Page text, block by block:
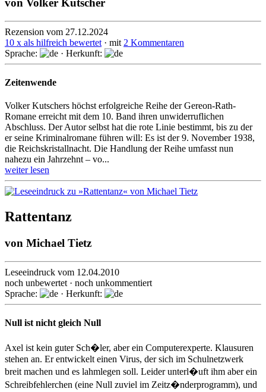
von Volker Kutscher
Rezension vom 27.12.2024
10 x als hilfreich bewertet · mit 2 Kommentaren
Sprache:
· Herkunft:
Zeitenwende
Volker Kutschers höchst erfolgreiche Reihe der Gereon-Rath-
Romane erreicht mit dem 10. Band ihren un­wider­ruf­lichen
Abschluss. Der Autor selbst hat die rote Linie bestimmt, bis zu der
er seine Kriminal­romane führen will: Es ist der 9. November 1938,
die Reichs­kristall­nacht. Die Handlung der Reihe umfasst nun
nahezu ein Jahrzehnt – vo...
weiter lesen
Rattentanz
von Michael Tietz
Leseeindruck vom 12.04.2010
noch unbewertet · noch unkommentiert
Sprache:
· Herkunft:
Null ist nicht gleich Null
Axel ist kein guter Sch�ler, aber ein Computerexperte. Klausuren
stehen an. Er entwickelt einen Virus, der sich im Schulnetzwerk
breit machen und es lahmlegen soll. Leider unterl�uft ihm aber ein
Schreibfehlerchen (eine Null zuviel im Zeitz�nderprogramm), und